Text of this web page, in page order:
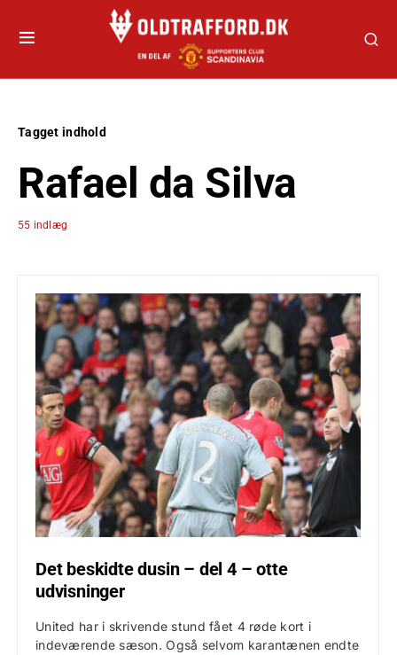
Tagget indhold
Rafael da Silva
55 indlæg
Det beskidte dusin – del 4 – otte
udvisninger
United har i skrivende stund fået 4 røde kort i
indeværende sæson. Også selvom karantænen endte